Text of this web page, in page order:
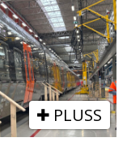
PLUSS